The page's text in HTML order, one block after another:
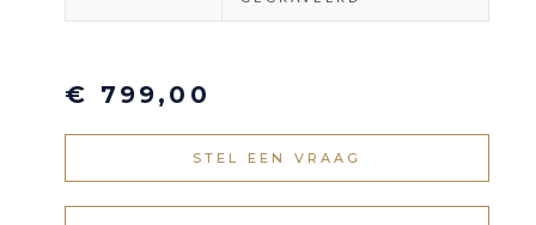
€ 799,00
STEL EEN VRAAG